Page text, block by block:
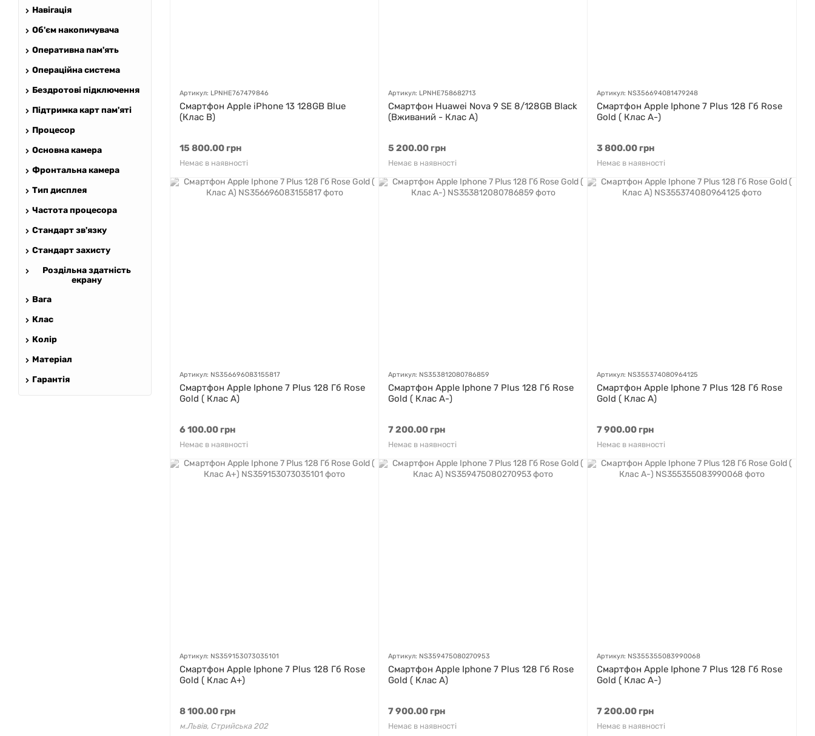
Артикул: LPNHE767479846
Смартфон Apple iPhone 13 128GB Blue
(Клас B)
15 800.00 грн
Немає в наявності
Артикул: LPNHE758682713
Смартфон Huawei Nova 9 SE 8/128GB Black
(Вживаний - Клас A)
5 200.00 грн
Немає в наявності
Артикул: NS356694081479248
Смартфон Apple Iphone 7 Plus 128 Гб Rose
Gold ( Клас A-)
3 800.00 грн
Немає в наявності
Артикул: NS356696083155817
Смартфон Apple Iphone 7 Plus 128 Гб Rose
Gold ( Клас A)
6 100.00 грн
Немає в наявності
Артикул: NS353812080786859
Смартфон Apple Iphone 7 Plus 128 Гб Rose
Gold ( Клас A-)
7 200.00 грн
Немає в наявності
Артикул: NS355374080964125
Смартфон Apple Iphone 7 Plus 128 Гб Rose
Gold ( Клас A)
7 900.00 грн
Немає в наявності
Артикул: NS359153073035101
Смартфон Apple Iphone 7 Plus 128 Гб Rose
Gold ( Клас A+)
8 100.00 грн
м.Львів, Стрийська 202
Артикул: NS359475080270953
Смартфон Apple Iphone 7 Plus 128 Гб Rose
Gold ( Клас A)
7 900.00 грн
Немає в наявності
Артикул: NS355355083990068
Смартфон Apple Iphone 7 Plus 128 Гб Rose
Gold ( Клас A-)
7 200.00 грн
Немає в наявності
Навігація
Об'єм накопичувача
Оперативна пам'ять
Операційна система
Бездротові підключення
Підтримка карт пам'яті
Процесор
Основна камера
Фронтальна камера
Тип дисплея
Частота процесора
Стандарт зв'язку
Стандарт захисту
Роздільна здатність
екрану
Вага
Клас
Колір
Матеріал
Гарантія